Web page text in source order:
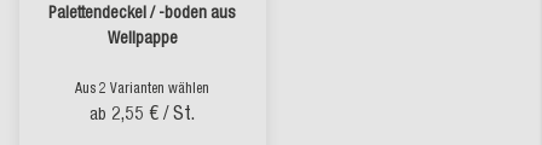
Palettendeckel / -boden aus
Wellpappe
Aus 2 Varianten wählen
ab 2,55 € / St.